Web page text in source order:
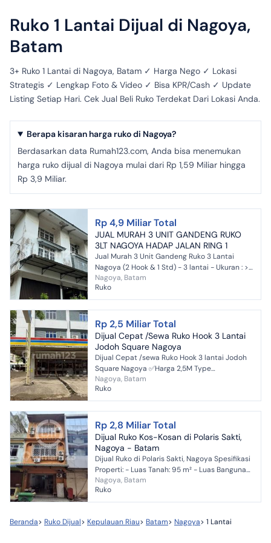
Ruko 1 Lantai Dijual di Nagoya,
Batam
3+ Ruko 1 Lantai di Nagoya, Batam ✓ Harga Nego ✓ Lokasi
Strategis ✓ Lengkap Foto & Video ✓ Bisa KPR/Cash ✓ Update
Listing Setiap Hari. Cek Jual Beli Ruko Terdekat Dari Lokasi Anda.
Berapa kisaran harga ruko di Nagoya?
Berdasarkan data Rumah123.com, Anda bisa menemukan
harga ruko dijual di Nagoya mulai dari Rp 1,59 Miliar hingga
Rp 3,9 Miliar.
Rp 4,9 Miliar Total
JUAL MURAH 3 UNIT GANDENG RUKO
3LT NAGOYA HADAP JALAN RING 1
Jual Murah 3 Unit Gandeng Ruko 3 Lantai
Nagoya (2 Hook & 1 Std) - 3 lantai - Ukuran : >>
5x17.5 (std) >> 6x17.5 (hook) Posisi di Ring 1
jalan nago...
Nagoya, Batam
Ruko
Rp 2,5 Miliar Total
Dijual Cepat /Sewa Ruko Hook 3 Lantai
Jodoh Square Nagoya
Dijual Cepat /sewa Ruko Hook 3 lantai Jodoh
Square Nagoya ✅Harga 2,5M Type
363m2/127,5m²(± 8.50×15) Hadap Barat dan
Utara 6 Kamar Tidur 4 k...
Nagoya, Batam
Ruko
Rp 2,8 Miliar Total
Dijual Ruko Kos-Kosan di Polaris Sakti,
Nagoya - Batam
Dijual Ruko di Polaris Sakti, Nagoya Spesifikasi
Properti: - Luas Tanah: 95 m² - Luas Bangunan:
220 m² - Dimensi Tanah: 5 x 19 - Jumlah
Lantai: ...
Nagoya, Batam
Ruko
Beranda> Ruko Dijual> Kepulauan Riau> Batam> Nagoya> 1 Lantai